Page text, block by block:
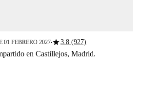
01 FEBRERO 2027■star3.8 (927)
en Castillejos, Madrid.